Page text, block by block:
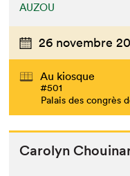
AUZOU
26 novembre
Au kiosque
#501
Palais des congrès
Car­olyn